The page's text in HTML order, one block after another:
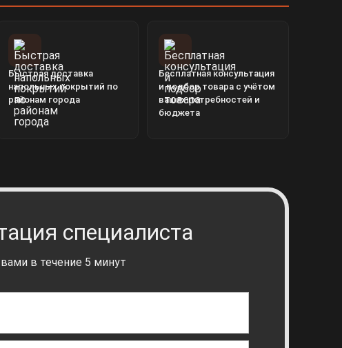
Быстрая доставка
напольных покрытий по
районам города
Бесплатная консультация
и подбор товара с учётом
ваших потребностей и
бюджета
специалиста
в течение 5 минут